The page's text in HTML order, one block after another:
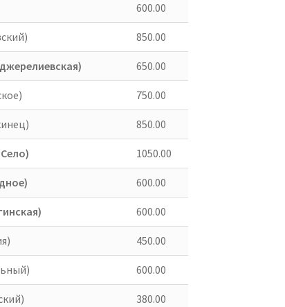
600.00
850.00
650.00
750.00
850.00
1050.00
600.00
600.00
450.00
600.00
380.00